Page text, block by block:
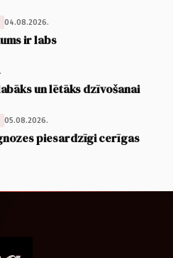
04.08.2026.
ir labs
un lētāks dzīvošanai
05.08.2026.
piesardzīgi cerīgas